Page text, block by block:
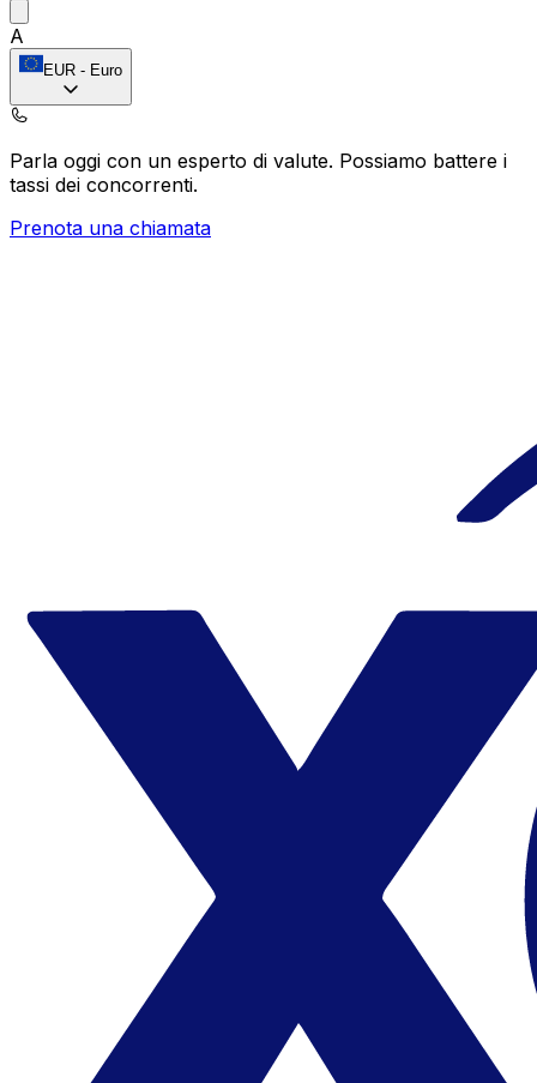
A
EUR - Euro
Parla oggi con un esperto di valute. Possiamo battere i
tassi dei concorrenti.
Prenota una chiamata